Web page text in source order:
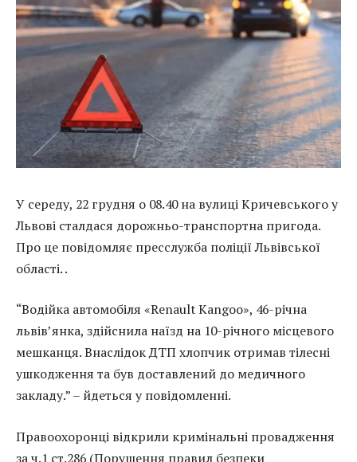
У середу, 22 грудня о 08.40 на вулиці Кричевського у
Львові сталдася дорожньо-транспортна пригода.
Про це повідомляє пресслужба поліції Львівської
області. .
“Водійка автомобіля «Renault Kangoo», 46-річна
львів’янка, здійснила наїзд на 10-річного місцевого
мешканця. Внаслідок ДТП хлопчик отримав тілесні
ушкодження та був доставлений до медичного
закладу.” – йдеться у повідомленні.
Правоохоронці відкрили кримінальні провадження
за ч.1 ст.286 (Порушення правил безпеки